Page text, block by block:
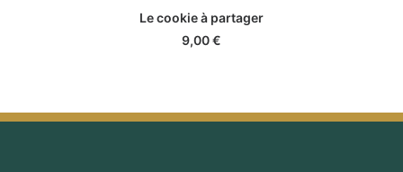
AJOUTER AU PANIER
Le cookie à partager
9,00€